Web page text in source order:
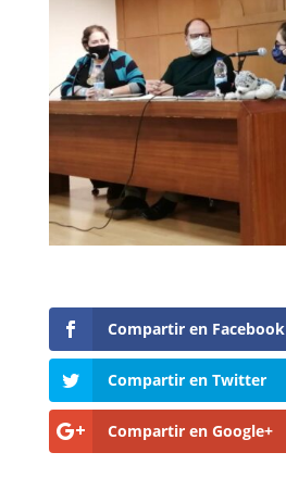
Compartir en Facebook
Compartir en Twitter
Compartir en Google+